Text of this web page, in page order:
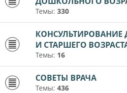
Темы: 330
И СТАРШЕГО
Темы: 16
СОВЕТЫ ВРАЧА
Темы: 436